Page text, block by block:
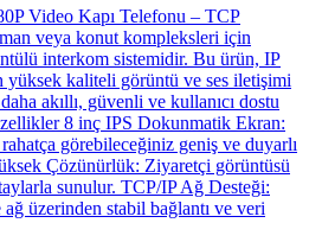
Video Kapı Telefonu – TCP
veya konut kompleksleri için
interkom sistemidir. Bu ürün, IP
yüksek kaliteli görüntü ve ses iletişimi
akıllı, güvenli ve kullanıcı dostu
8 inç IPS Dokunmatik Ekran:
görebileceğiniz geniş ve duyarlı
Çözünürlük: Ziyaretçi görüntüsü
sunulur. TCP/IP Ağ Desteği:
üzerinden stabil bağlantı ve veri